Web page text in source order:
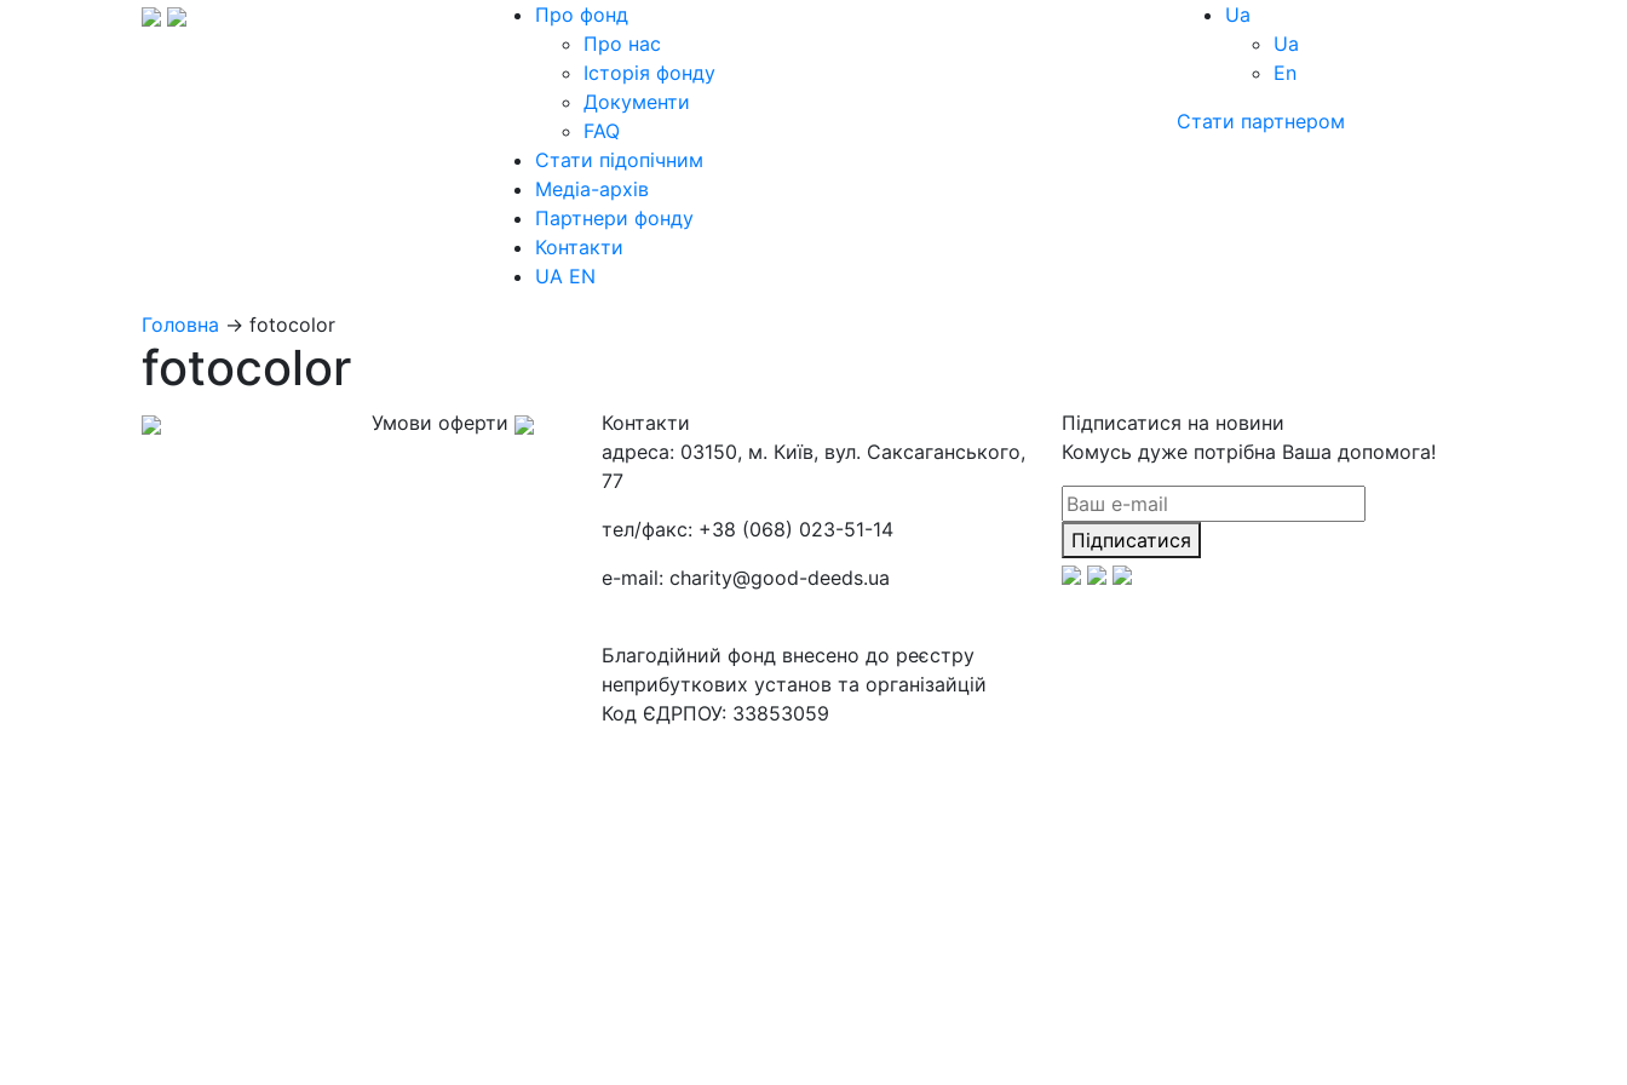
Про фонд
Про нас
Історія фонду
Документи
FAQ
Стати підопічним
Медіа-архів
Партнери фонду
Контакти
UA EN
Ua
Ua
En
Стати партнером
Головна → fotocolor
fotocolor
Умови оферти
Контакти
адреса: 03150, м. Київ, вул. Саксаганського,
77
тел/факс: +38 (068) 023-51-14
e-mail: charity@good-deeds.ua
Благодійний фонд внесено до реєстру
неприбуткових установ та організайцій
Код ЄДРПОУ: 33853059
Підписатися на новини
Комусь дуже потрібна Ваша допомога!
Підписатися